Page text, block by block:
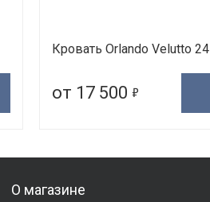
Кровать Orlando Velutto 24
от 17 500 5
О магазине